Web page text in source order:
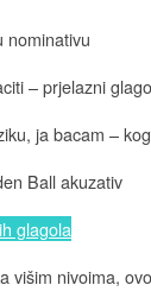
nominativu
– prjelazni
ja bacam –
Ball akuzativ
glagola
višim nivoima,